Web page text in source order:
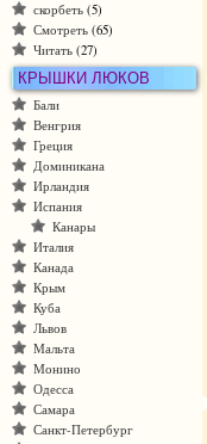
скорбеть (5)
Смотреть (65)
Читать (27)
КРЫШКИ ЛЮКОВ
Бали
Венгрия
Греция
Доминикана
Ирландия
Испания
Канары
Италия
Канада
Крым
Куба
Львов
Мальта
Монино
Одесса
Самара
Санкт-Петербург